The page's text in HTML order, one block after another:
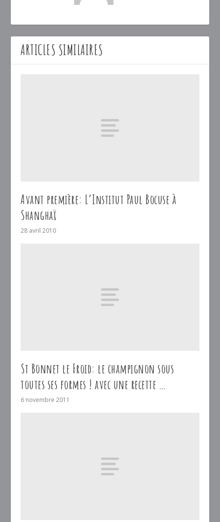
ARTICLES SIMILAIRES
Avant première: L’Institut Paul Bocuse à
Shanghaï
28 avril 2010
St Bonnet le Froid: le champignon sous
toutes ses formes ! avec une recette …
6 novembre 2011